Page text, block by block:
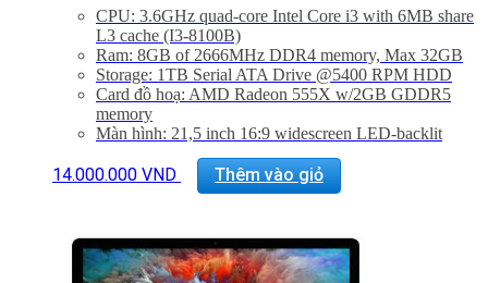
CPU: 3.6GHz quad-core Intel Core i3 with 6MB share
L3 cache (I3-8100B)
Ram: 8GB of 2666MHz DDR4 memory, Max 32GB
Storage: 1TB Serial ATA Drive @5400 RPM HDD
Card đồ hoạ: AMD Radeon 555X w/2GB GDDR5
memory
Màn hình: 21,5 inch 16:9 widescreen LED-backlit
Kết nối: 4 USB 3.0, 2 Thunderbold 2.0, LAN
Mới 99%
14.000.000 VND Thêm vào giỏ